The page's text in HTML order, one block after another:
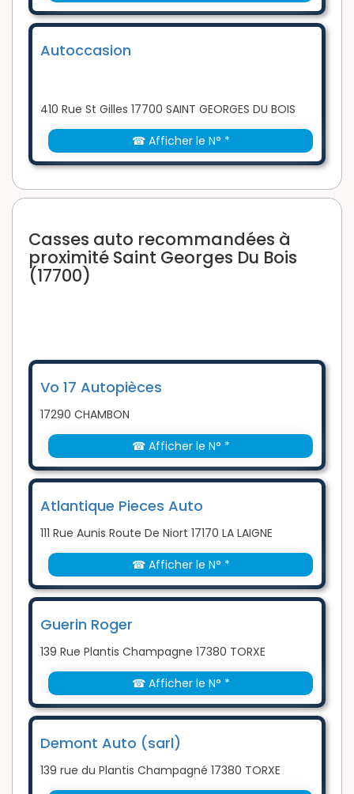
Autoccasion
410 Rue St Gilles 17700 SAINT GEORGES DU BOIS
☎ Afficher le N° *
Casses auto recommandées à
proximité Saint Georges Du Bois
(17700)
Vo 17 Autopièces
17290 CHAMBON
☎ Afficher le N° *
Atlantique Pieces Auto
111 Rue Aunis Route De Niort 17170 LA LAIGNE
☎ Afficher le N° *
Guerin Roger
139 Rue Plantis Champagne 17380 TORXE
☎ Afficher le N° *
Demont Auto (sarl)
139 rue du Plantis Champagné 17380 TORXE